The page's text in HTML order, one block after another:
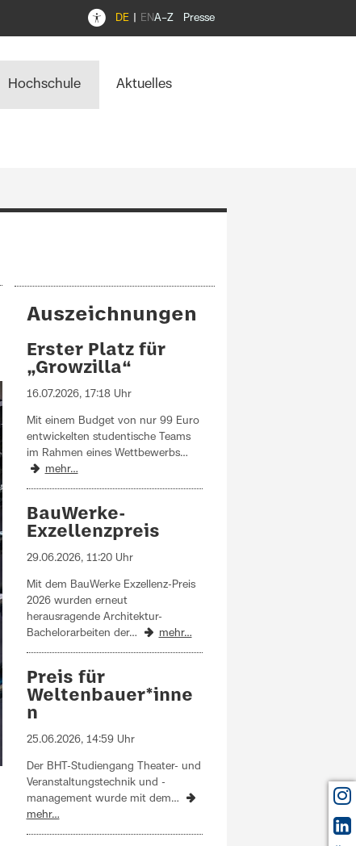
A–Z Presse
DE EN
Hochschule Aktuelles
Auszeichnungen
Erster Platz für
„Growzilla“
16.07.2026, 17:18 Uhr
Mit einem Budget von nur 99 Euro
entwickelten studentische Teams
im Rahmen eines Wettbewerbs…
mehr…
BauWerke-
Exzellenzpreis
29.06.2026, 11:20 Uhr
Mit dem BauWerke Exzellenz-Preis
2026 wurden erneut
herausragende Architektur-
Bachelorarbeiten der…
mehr…
Preis für
Weltenbauer*inne
n
25.06.2026, 14:59 Uhr
Der BHT-Studiengang Theater- und
Veranstaltungstechnik und -
management wurde mit dem…
mehr…